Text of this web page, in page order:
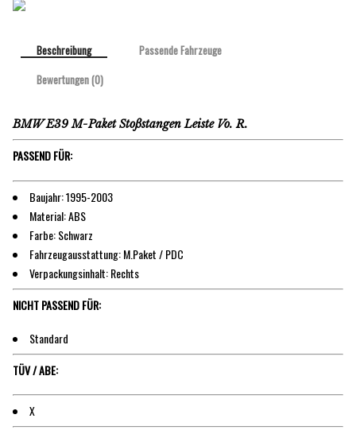
Beschreibung
Passende Fahrzeuge
Bewertungen (0)
BMW E39 M-Paket Stoßstangen Leiste Vo. R.
PASSEND FÜR:
Baujahr: 1995-2003
Material: ABS
Farbe: Schwarz
Fahrzeugausstattung: M.Paket / PDC
Verpackungsinhalt: Rechts
NICHT PASSEND FÜR:
Standard
TÜV / ABE:
X